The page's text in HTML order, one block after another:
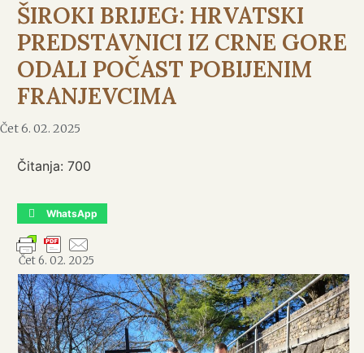
ŠIROKI BRIJEG: HRVATSKI
PREDSTAVNICI IZ CRNE GORE
ODALI POČAST POBIJENIM
FRANJEVCIMA
Čet 6. 02. 2025
Čitanja: 700
WhatsApp
Čet 6. 02. 2025